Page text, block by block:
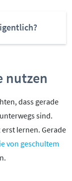
nutzen
dass gerade
sind.
lernen. Gerade
von geschultem